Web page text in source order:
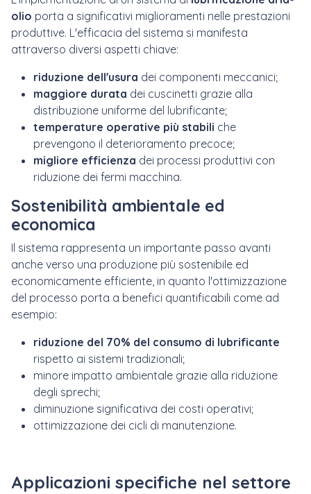
olio porta a significativi miglioramenti nelle prestazioni
produttive. L'efficacia del sistema si manifesta
attraverso diversi aspetti chiave:
riduzione dell'usura dei componenti meccanici;
maggiore durata dei cuscinetti grazie alla
distribuzione uniforme del lubrificante;
temperature operative più stabili che
prevengono il deterioramento precoce;
migliore efficienza dei processi produttivi con
riduzione dei fermi macchina.
Sostenibilità ambientale ed
economica
Il sistema rappresenta un importante passo avanti
anche verso una produzione più sostenibile ed
economicamente efficiente, in quanto l'ottimizzazione
del processo porta a benefici quantificabili come ad
esempio:
riduzione del 70% del consumo di lubrificante
rispetto ai sistemi tradizionali;
minore impatto ambientale grazie alla riduzione
degli sprechi;
diminuzione significativa dei costi operativi;
ottimizzazione dei cicli di manutenzione.
Applicazioni specifiche nel settore